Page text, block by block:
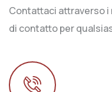
Contattaci attraverso i
di contatto per